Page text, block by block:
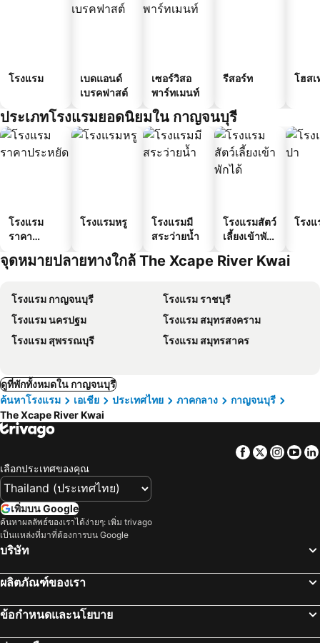
โรงแรม
เบดแอนด์
เบรคฟาสต์
เซอร์วิสอ
พาร์ทเมนท์
รีสอร์ท โฮสเ
ประเภทโรงแรมยอดนิยมใน กาญจนบุรี
โรงแรม
ราคา
โรงแรมหรู
โรงแรมมี
สระว่ายน้ำ
โรงแรมสัตว์
เลี้ยงเข้าพัก
โรง
จุดหมายปลายทางใกล้ The Xcape River Kwai
โรงแรม กาญจนบุรี
โรงแรม ราชบุรี
โรงแรม นครปฐม
โรงแรม สมุทรสงคราม
โรงแรม สุพรรณบุรี
โรงแรม สมุทรสาคร
ดูที่พักทั้งหมดใน กาญจนบุรี
ค้นหาโรงแรม
เอเชีย ประเทศไทย ภาคกลาง
กาญจนบุรี
The Xcape River Kwai
Facebook
Twitter
เลือกประเทศของคุณ
เพิ่มบน Google
ค้นหาผลลัพธ์ของเราได้ง่ายๆ: เพิ่ม trivago
เป็นแหล่งที่มาที่ต้องการบน Google
บริษัท
ผลิตภัณฑ์ของเรา
ข้อกำหนดและนโยบาย